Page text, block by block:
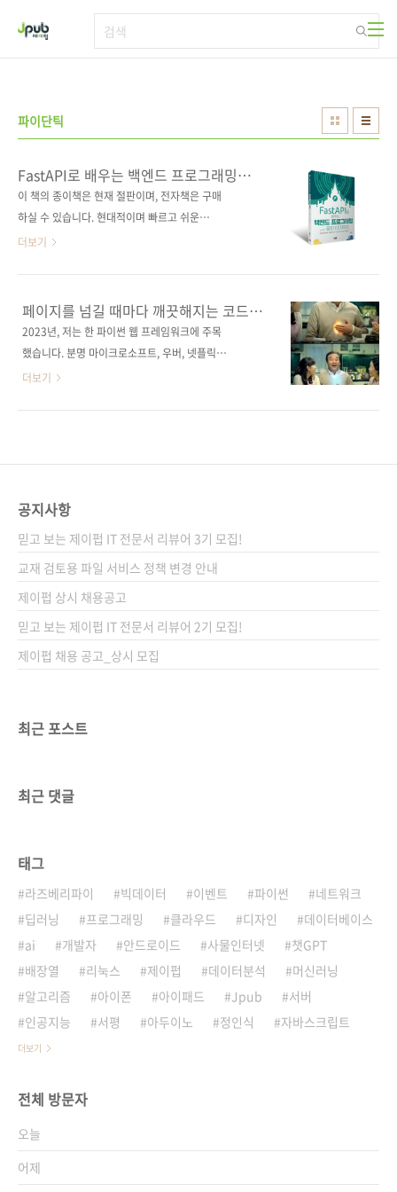
파이단틱
FastAPI로 배우는 백엔드 프로그래밍
with 클린 아키텍처
이 책의 종이책은 현재 절판이며, 전자책은 구매
하실 수 있습니다. 현대적이며 빠르고 쉬운
FastAPI 사용법 파이썬 기반의 FastAPI는 플
를 클린 아키텍처로 작성하는 법을 안내한다. 클
린 아키텍처는 계층이 많아짐에 따라 코드의 양
또한 늘어나지만, 계층을 나누기 편한 FastAPI
임워크다. TIL 앱을 만들기 위해 먼저 FastAPI
와 클린 아키텍처의 개념과 기능을 알아본 후 회
더보기
페이지를 넘길 때마다 깨끗해지는 코드의
비밀
2023년, 저는 한 파이썬 웹 프레임워크에 주목
했습니다. 분명 마이크로소프트, 우버, 넷플릭스
등 많은 회사에서 도입했고, 개발자 사이에서 인
워크죠. 이 틈새시장을 공략해야겠다는 생각에
드디어 FastAPI를 다룬 저서가 출간됩니다(저
자인 한용재 님은 저서 《NestJS로 배우는 백
엔드 프로그래밍》을 통해 NestJS를 활용해 클
린 아키텍처를 적용하는 방법을 다뤘고, 이
후 《처음 시작하는 FastAPI》를 번역했습니
다)...
더보기
공지사항
믿고 보는 제이펍 IT 전문서 리뷰어 3기 모집!
교재 검토용 파일 서비스 정책 변경 안내
제이펍 상시 채용공고
믿고 보는 제이펍 IT 전문서 리뷰어 2기 모집!
제이펍 채용 공고_상시 모집
최근 포스트
최근 댓글
태그
라즈베리파이 빅데이터 이벤트 파이썬
네트워크
딥러닝
프로그래밍 클라우드 디자인
데이터베이스
ai
개발자 안드로이드 사물인터넷
챗GPT
배장열
리눅스 제이펍 데이터분석
머신러닝
알고리즘
아이폰 아이패드 Jpub
서버
인공지능
서평 아두이노 정인식 자바스크립트
더보기
전체 방문자
오늘
어제